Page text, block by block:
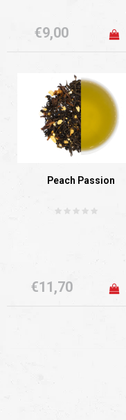
€9,00
Peach Passion
€11,70